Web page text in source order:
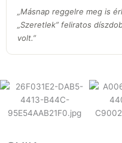
„Másnap reggelre meg is
„Szeretlek” feliratos
volt.”